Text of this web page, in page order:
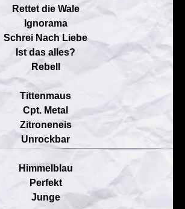
Rettet die Wale
Ignorama
Schrei Nach Liebe
Ist das alles?
Rebell
Tittenmaus
Cpt. Metal
Zitroneneis
Unrockbar
Himmelblau
Perfekt
Junge